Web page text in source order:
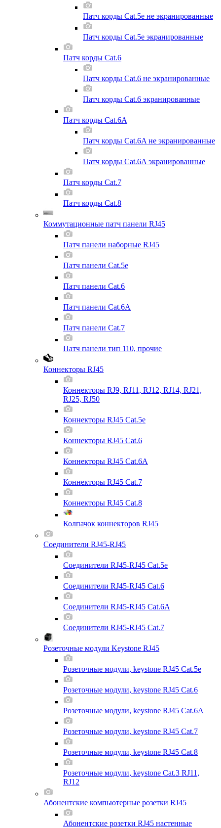
Патч корды Cat.5e не экранированные
Патч корды Cat.5e экранированные
Патч корды Cat.6
Патч корды Cat.6 не экранированные
Патч корды Cat.6 экранированные
Патч корды Cat.6A
Патч корды Cat.6A не экранированные
Патч корды Cat.6A экранированные
Патч корды Cat.7
Патч корды Cat.8
Коммутационные патч панели RJ45
Патч панели наборные RJ45
Патч панели Cat.5e
Патч панели Cat.6
Патч панели Cat.6A
Патч панели Cat.7
Патч панели тип 110, прочие
Коннекторы RJ45
Коннекторы RJ9, RJ11, RJ12, RJ14, RJ21,
RJ25, RJ50
Коннекторы RJ45 Cat.5e
Коннекторы RJ45 Cat.6
Коннекторы RJ45 Cat.6A
Коннекторы RJ45 Cat.7
Коннекторы RJ45 Cat.8
Колпачок коннекторов RJ45
Соединители RJ45-RJ45
Соединители RJ45-RJ45 Cat.5e
Соединители RJ45-RJ45 Cat.6
Соединители RJ45-RJ45 Cat.6A
Соединители RJ45-RJ45 Cat.7
Розеточные модули Keystone RJ45
Розеточные модули, keystone RJ45 Cat.5e
Розеточные модули, keystone RJ45 Cat.6
Розеточные модули, keystone RJ45 Cat.6A
Розеточные модули, keystone RJ45 Cat.7
Розеточные модули, keystone RJ45 Cat.8
Розеточные модули, keystone Cat.3 RJ11,
RJ12
Абонентские компьютерные розетки RJ45
Абонентские розетки RJ45 настенные